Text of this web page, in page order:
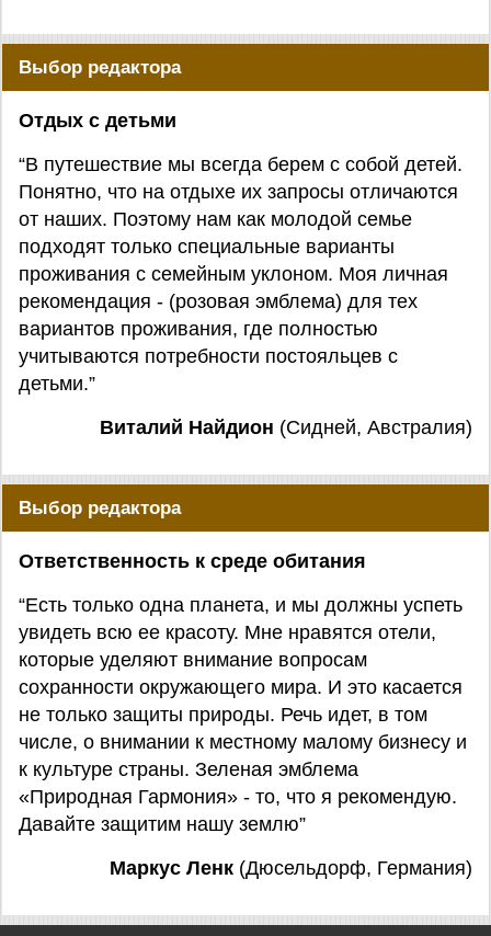
Выбор редактора
Отдых с детьми
“В путешествие мы всегда берем с собой детей.
Понятно, что на отдыхе их запросы отличаются
от наших. Поэтому нам как молодой семье
подходят только специальные варианты
проживания с семейным уклоном. Моя личная
рекомендация - (розовая эмблема) для тех
вариантов проживания, где полностью
учитываются потребности постояльцев с
детьми.”
Виталий Найдион (Сидней, Австралия)
Выбор редактора
Ответственность к среде обитания
“Есть только одна планета, и мы должны успеть
увидеть всю ее красоту. Мне нравятся отели,
которые уделяют внимание вопросам
сохранности окружающего мира. И это касается
не только защиты природы. Речь идет, в том
числе, о внимании к местному малому бизнесу и
к культуре страны. Зеленая эмблема
«Природная Гармония» - то, что я рекомендую.
Давайте защитим нашу землю”
Маркус Ленк (Дюсельдорф, Германия)